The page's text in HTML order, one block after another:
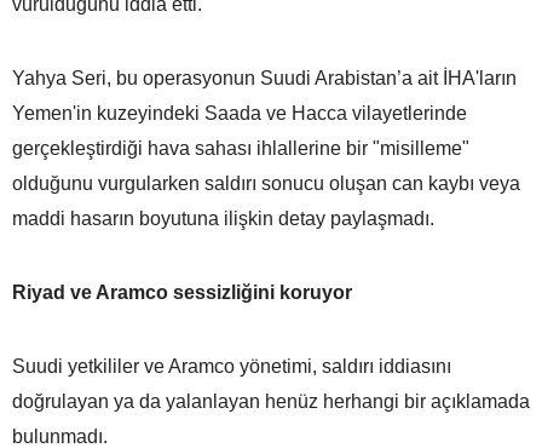
Yahya Seri, bu operasyonun Suudi Arabistan’a ait İHA'ların
Yemen'in kuzeyindeki Saada ve Hacca vilayetlerinde
gerçekleştirdiği hava sahası ihlallerine bir "misilleme"
olduğunu vurgularken saldırı sonucu oluşan can kaybı veya
maddi hasarın boyutuna ilişkin detay paylaşmadı.
Riyad ve Aramco sessizliğini koruyor
Suudi yetkililer ve Aramco yönetimi, saldırı iddiasını
doğrulayan ya da yalanlayan henüz herhangi bir açıklamada
bulunmadı.